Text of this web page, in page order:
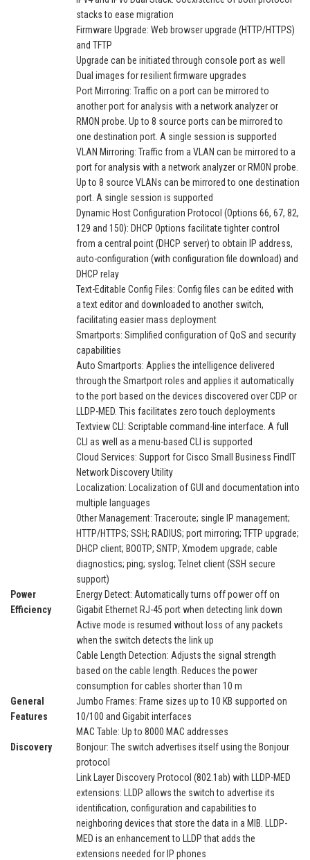
stacks to ease migration
Firmware Upgrade: Web browser upgrade (HTTP/HTTPS)
and TFTP
Upgrade can be initiated through console port as well
Dual images for resilient firmware upgrades
Port Mirroring: Traffic on a port can be mirrored to
another port for analysis with a network analyzer or
RMON probe. Up to 8 source ports can be mirrored to
one destination port. A single session is supported
VLAN Mirroring: Traffic from a VLAN can be mirrored to a
port for analysis with a network analyzer or RMON probe.
Up to 8 source VLANs can be mirrored to one destination
port. A single session is supported
Dynamic Host Configuration Protocol (Options 66, 67, 82,
129 and 150): DHCP Options facilitate tighter control
from a central point (DHCP server) to obtain IP address,
auto-configuration (with configuration file download) and
DHCP relay
Text-Editable Config Files: Config files can be edited with
a text editor and downloaded to another switch,
facilitating easier mass deployment
Smartports: Simplified configuration of QoS and security
capabilities
Auto Smartports: Applies the intelligence delivered
through the Smartport roles and applies it automatically
to the port based on the devices discovered over CDP or
LLDP-MED. This facilitates zero touch deployments
Textview CLI: Scriptable command-line interface. A full
CLI as well as a menu-based CLI is supported
Cloud Services: Support for Cisco Small Business FindIT
Network Discovery Utility
Localization: Localization of GUI and documentation into
multiple languages
Other Management: Traceroute; single IP management;
HTTP/HTTPS; SSH; RADIUS; port mirroring; TFTP upgrade;
DHCP client; BOOTP; SNTP; Xmodem upgrade; cable
diagnostics; ping; syslog; Telnet client (SSH secure
support)
Power
Efficiency
Energy Detect: Automatically turns off power off on
Gigabit Ethernet RJ-45 port when detecting link down
Active mode is resumed without loss of any packets
when the switch detects the link up
Cable Length Detection: Adjusts the signal strength
based on the cable length. Reduces the power
consumption for cables shorter than 10 m
General
Features
Jumbo Frames: Frame sizes up to 10 KB supported on
10/100 and Gigabit interfaces
MAC Table: Up to 8000 MAC addresses
Discovery
Bonjour: The switch advertises itself using the Bonjour
protocol
Link Layer Discovery Protocol (802.1ab) with LLDP-MED
extensions: LLDP allows the switch to advertise its
identification, configuration and capabilities to
neighboring devices that store the data in a MIB. LLDP-
MED is an enhancement to LLDP that adds the
extensions needed for IP phones